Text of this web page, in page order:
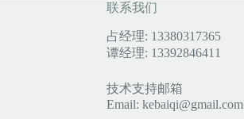
联系我们
占经理: 13380317365
谭经理: 13392846411
技术支持邮箱
Email: kebaiqi@gmail.com